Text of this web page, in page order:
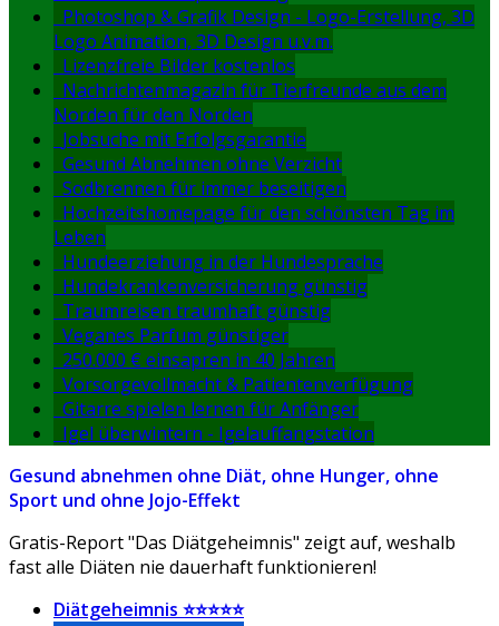
Photoshop & Grafik Design - Logo-Erstellung, 3D
Logo Animation, 3D Design u.v.m.
Lizenzfreie Bilder kostenlos
Nachrichtenmagazin für Tierfreunde aus dem
Norden für den Norden
Jobsuche mit Erfolgsgarantie
Gesund Abnehmen ohne Verzicht
Sodbrennen für immer beseitigen
Hochzeitshomepage für den schönsten Tag im
Leben
Hundeerziehung in der Hundesprache
Hundekrankenversicherung günstig
Traumreisen traumhaft günstig
Veganes Parfum günstiger
250.000 € einsapren in 40 Jahren
Vorsorgevollmacht & Patientenverfügung
Gitarre spielen lernen für Anfänger
Igel überwintern - Igelauffangstation
Gesund abnehmen ohne Diät, ohne Hunger, ohne
Sport und ohne Jojo-Effekt
Gratis-Report "Das Diätgeheimnis" zeigt auf, weshalb
fast alle Diäten nie dauerhaft funktionieren!
Diätgeheimnis ⭐⭐⭐⭐⭐